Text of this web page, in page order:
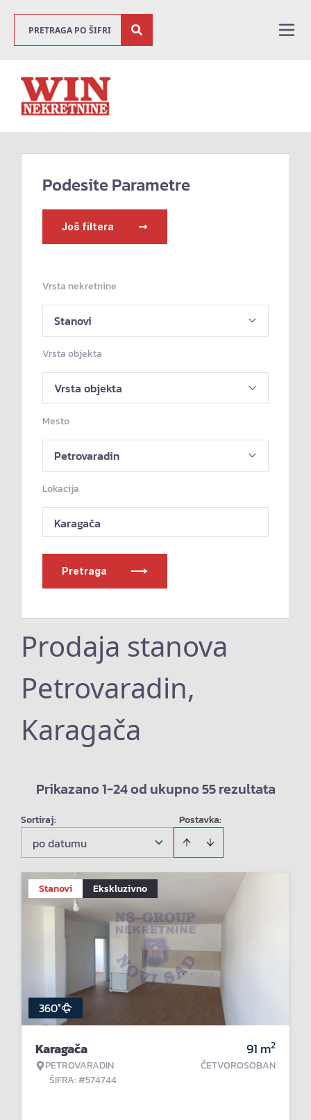
Podesite Parametre
Još filtera
Vrsta nekretnine
Vrsta objekta
Mesto
Lokacija
Karagača
Pretraga
Prodaja stanova
Petrovaradin,
Karagača
Prikazano 1-24 od ukupno 55 rezultata
Postavka:
Sortiraj:
po datumu
Stanovi Ekskluzivno
360°
Karagača
PETROVARADIN
ŠIFRA: #574744
91 m2
ČETVOROSOBAN